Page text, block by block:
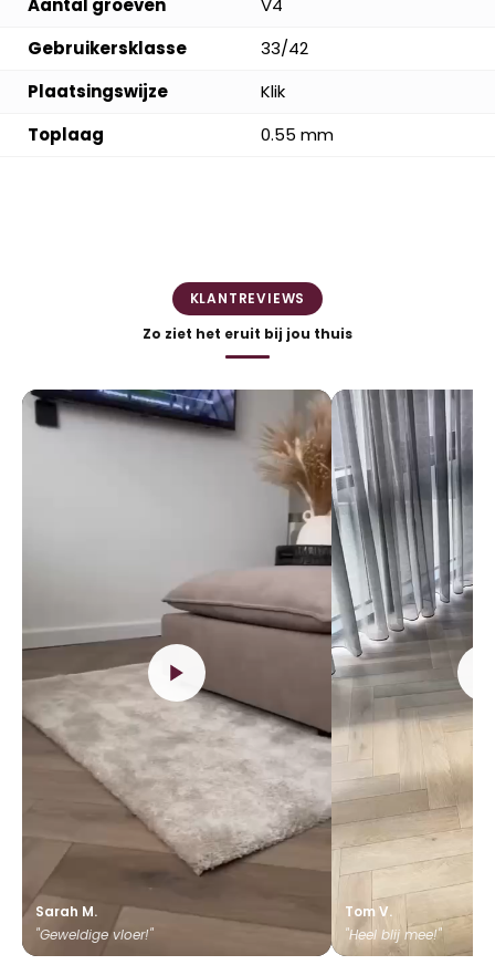
Aantal groeven
V4
Gebruikersklasse
33/42
Plaatsingswijze
Klik
Toplaag
0.55 mm
KLANTREVIEWS
Zo ziet het eruit bij jou thuis
Sarah M.
"Geweldige vloer!"
Tom V.
"Heel blij mee!"